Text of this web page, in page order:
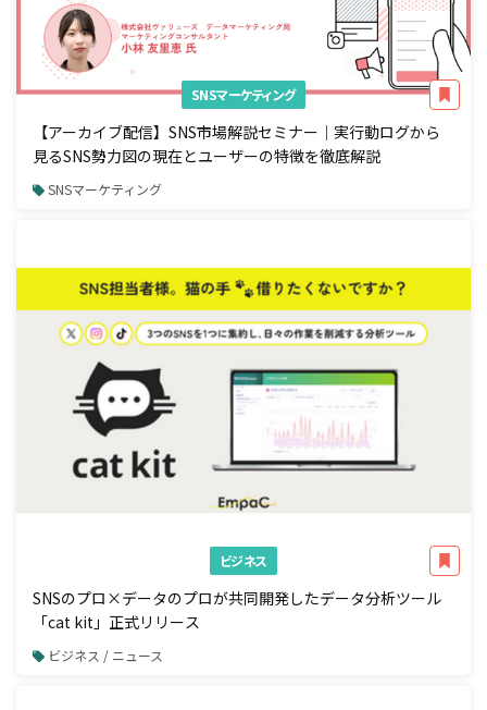
SNSマーケティング
【アーカイブ配信】SNS市場解説セミナー｜実行動ログから
見るSNS勢力図の現在とユーザーの特徴を徹底解説
SNSマーケティング
ビジネス
SNSのプロ×データのプロが共同開発したデータ分析ツール
「cat kit」正式リリース
ビジネス / ニュース